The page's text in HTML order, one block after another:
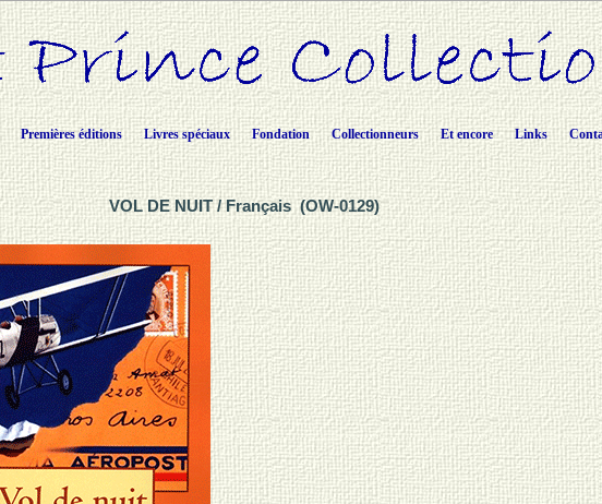
Premières éditions Livres spéciaux Fondation Collectionneurs Et encore Links
VOL DE NUIT / Français (OW-0129)